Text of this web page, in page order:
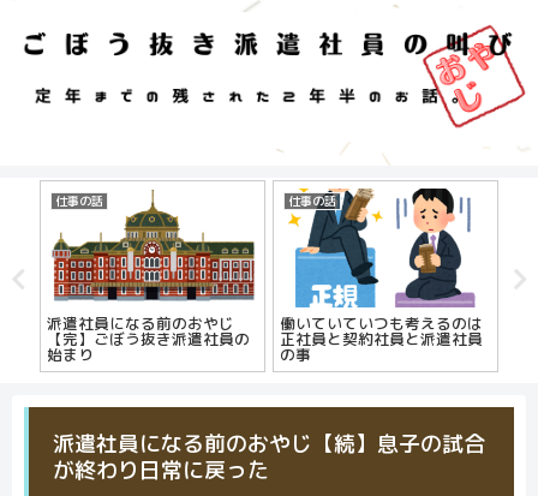
仕事の話
派遣社員になる前のおやじ
【完】ごぼう抜き派遣社員の
始まり
仕事の話
働いていていつも考えるのは
正社員と契約社員と派遣社員
の事
派遣社員になる前のおやじ【続】息子の試合
が終わり日常に戻った